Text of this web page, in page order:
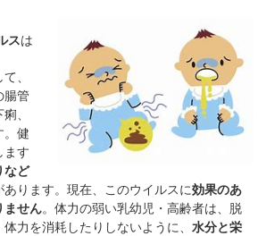
スは
、
腸管
、
。健
ます
など
あります。現在、このウイルスに効果のあ
ません。体力の弱い乳幼児・高齢者は、脱
力を消耗したりしないように、 水分と栄